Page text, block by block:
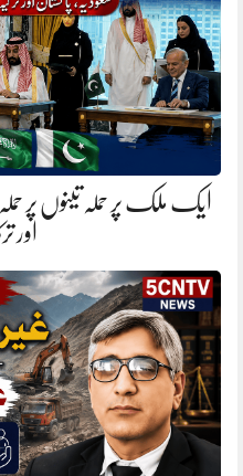
ایک ملک پر حملہ تینوں پر حملہ
اور